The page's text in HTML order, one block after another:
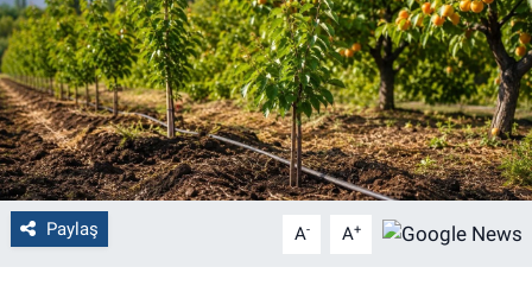
Paylaş A- A+
Politika
Bilecik
Kütahya
Gezi